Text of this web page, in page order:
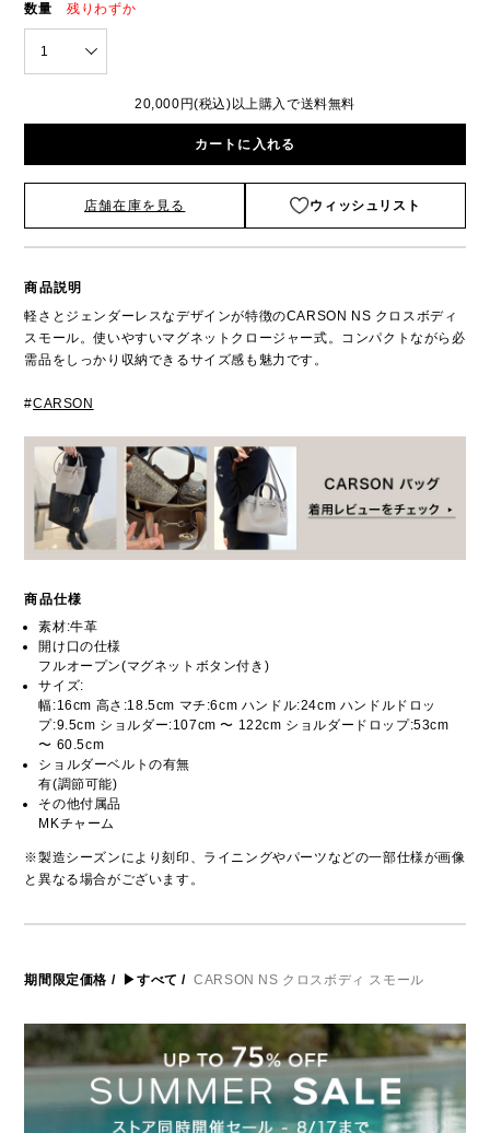
数量 残りわずか
1
20,000円(税込)以上購入で送料無料
カートに入れる
店舗在庫を見る ウィッシュリスト
商品説明
軽さとジェンダーレスなデザインが特徴のCARSON NS クロスボディ
スモール。使いやすいマグネットクロージャー式。コンパクトながら必
需品をしっかり収納できるサイズ感も魅力です。
#CARSON
商品仕様
素材:牛革
開け口の仕様
フルオープン(マグネットボタン付き)
サイズ:
幅:16cm 高さ:18.5cm マチ:6cm ハンドル:24cm ハンドルドロッ
プ:9.5cm ショルダー:107cm 〜 122cm ショルダードロップ:53cm
〜 60.5cm
ショルダーベルトの有無
有(調節可能)
その他付属品
MKチャーム
※製造シーズンにより刻印、ライニングやパーツなどの一部仕様が画像
と異なる場合がございます。
期間限定価格 / ▶すべて / CARSON NS クロスボディ スモール